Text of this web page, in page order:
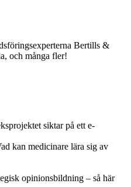
Bertills &
och många fler!
siktar på ett e-
kan medicinare lära sig av
opinionsbildning – så här